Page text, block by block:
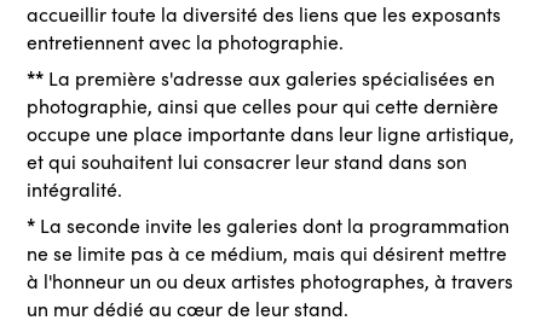
accueillir toute la diversité des liens que les exposants
entretiennent avec la photographie.
** La première s'adresse aux galeries spécialisées en
photographie, ainsi que celles pour qui cette dernière
occupe une place importante dans leur ligne artistique,
et qui souhaitent lui consacrer leur stand dans son
intégralité.
* La seconde invite les galeries dont la programmation
ne se limite pas à ce médium, mais qui désirent mettre
à l'honneur un ou deux artistes photographes, à travers
un mur dédié au cœur de leur stand.